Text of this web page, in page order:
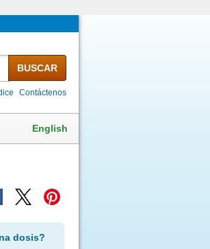
BUSCAR
Contáctenos
English
dosis?